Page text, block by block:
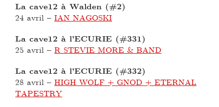
La cave12 à Walden (#2)
24 avril –IAN NAGOSKI
La cave12 à l’ECURIE (#331)
25 avril –R STEVIE MORE & BAND
La cave12 à l’ECURIE (#332)
28 avril –HIGH WOLF + GNOD + ETERNAL
TAPESTRY